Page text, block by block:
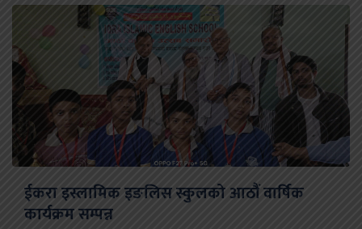
ईकरा इस्लामिक इङलिस स्कुलको आठौं वार्षिक
कार्यक्रम सम्पन्न